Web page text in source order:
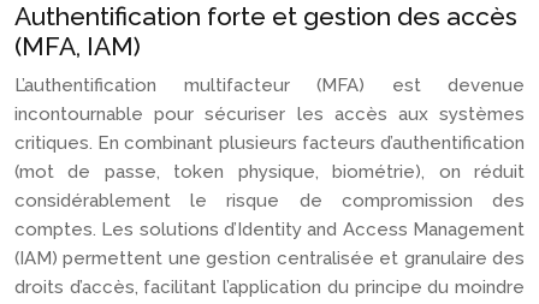
Authentification forte et gestion des accès
(MFA, IAM)
L’authentification multifacteur (MFA) est devenue
incontournable pour sécuriser les accès aux systèmes
critiques. En combinant plusieurs facteurs d’authentification
(mot de passe, token physique, biométrie), on réduit
considérablement le risque de compromission des
comptes. Les solutions d’Identity and Access Management
(IAM) permettent une gestion centralisée et granulaire des
droits d’accès, facilitant l’application du principe du moindre